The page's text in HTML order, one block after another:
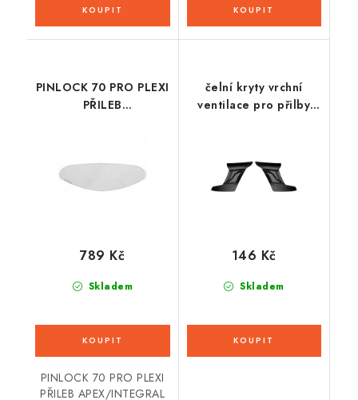
PINLOCK 70 PRO PLEXI
PŘILEB
PINLOCK, CASSIDA
Skladem
789 Kč
PINLOCK 70 PRO PLEXI
PŘILEB APEX/INTEGRAL
čelní kryty vrchní
ventilace pro přilby
Skladem
146 Kč